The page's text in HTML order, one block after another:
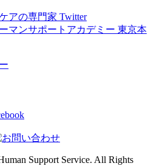
Support Service. All Rights